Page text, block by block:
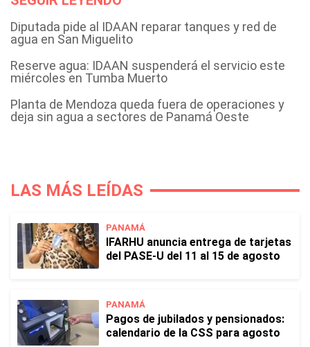
Diputada pide al IDAAN reparar tanques y red de
agua en San Miguelito
Reserve agua: IDAAN suspenderá el servicio este
miércoles en Tumba Muerto
Planta de Mendoza queda fuera de operaciones y
deja sin agua a sectores de Panamá Oeste
LAS MÁS LEÍDAS
PANAMÁ
IFARHU anuncia entrega de tarjetas
del PASE-U del 11 al 15 de agosto
PANAMÁ
Pagos de jubilados y pensionados:
calendario de la CSS para agosto